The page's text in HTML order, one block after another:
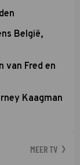
België,
van Fred en
Kaagman
MEER TV